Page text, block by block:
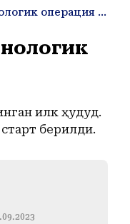
Ўзбекистон тиббиётида илк бор очиқ юракда юқори технологик операция Оқолтин туманида амалга оширилди
илк ҳудуд.
берилди.